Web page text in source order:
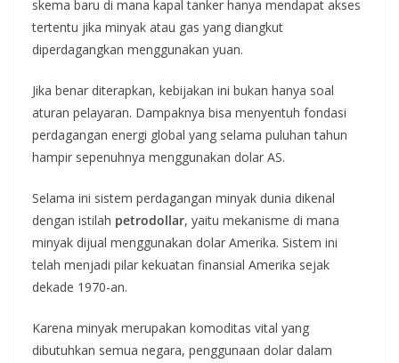
skema baru di mana kapal tanker hanya mendapat akses
tertentu jika minyak atau gas yang diangkut
diperdagangkan menggunakan yuan.
Jika benar diterapkan, kebijakan ini bukan hanya soal
aturan pelayaran. Dampaknya bisa menyentuh fondasi
perdagangan energi global yang selama puluhan tahun
hampir sepenuhnya menggunakan dolar AS.
Selama ini sistem perdagangan minyak dunia dikenal
dengan istilah petrodollar, yaitu mekanisme di mana
minyak dijual menggunakan dolar Amerika. Sistem ini
telah menjadi pilar kekuatan finansial Amerika sejak
dekade 1970-an.
Karena minyak merupakan komoditas vital yang
dibutuhkan semua negara, penggunaan dolar dalam